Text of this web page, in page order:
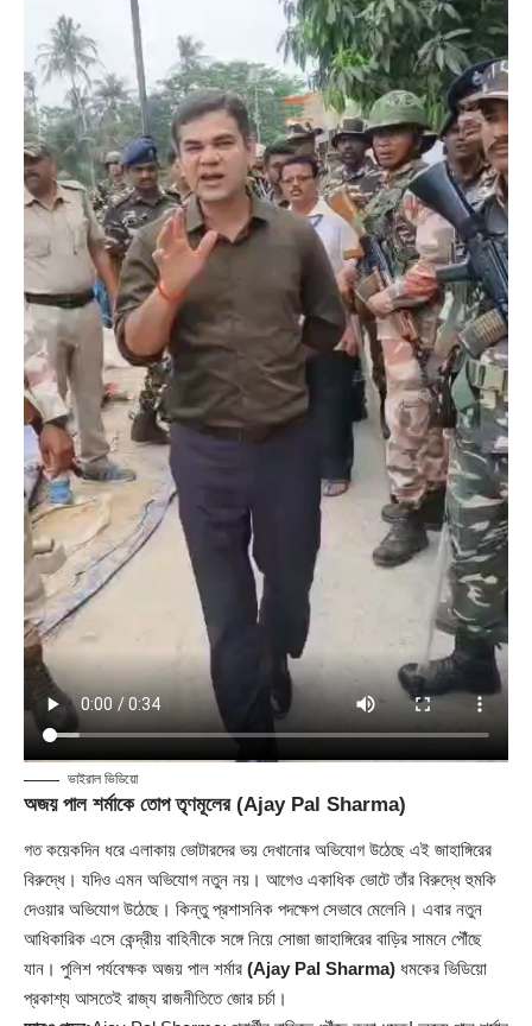
ভাইরাল ভিডিয়ো
অজয় পাল শর্মাকে তোপ তৃণমূলের (Ajay Pal Sharma)
গত কয়েকদিন ধরে এলাকায় ভোটারদের ভয় দেখানোর অভিযোগ উঠেছে এই জাহাঙ্গিরের
বিরুদ্ধে। যদিও এমন অভিযোগ নতুন নয়। আগেও একাধিক ভোটে তাঁর বিরুদ্ধে হুমকি
দেওয়ার অভিযোগ উঠেছে। কিন্তু প্রশাসনিক পদক্ষেপ সেভাবে মেলেনি। এবার নতুন
আধিকারিক এসে কেন্দ্রীয় বাহিনীকে সঙ্গে নিয়ে সোজা জাহাঙ্গিরের বাড়ির সামনে পৌঁছে
যান। পুলিশ পর্যবেক্ষক অজয় পাল শর্মার (Ajay Pal Sharma) ধমকের ভিডিয়ো
প্রকাশ্য আসতেই রাজ্য রাজনীতিতে জোর চর্চা।